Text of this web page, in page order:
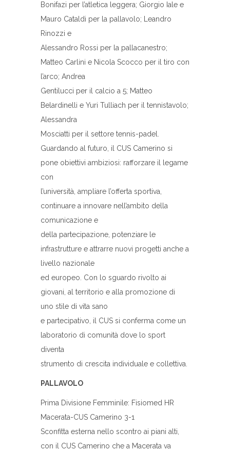
Bonifazi per l’atletica leggera; Giorgio Iale e
Mauro Cataldi per la pallavolo; Leandro
Rinozzi e
Alessandro Rossi per la pallacanestro;
Matteo Carlini e Nicola Scocco per il tiro con
l’arco; Andrea
Gentilucci per il calcio a 5; Matteo
Belardinelli e Yuri Tulliach per il tennistavolo;
Alessandra
Mosciatti per il settore tennis-padel.
Guardando al futuro, il CUS Camerino si
pone obiettivi ambiziosi: rafforzare il legame
con
l’università, ampliare l’offerta sportiva,
continuare a innovare nell’ambito della
comunicazione e
della partecipazione, potenziare le
infrastrutture e attrarre nuovi progetti anche a
livello nazionale
ed europeo. Con lo sguardo rivolto ai
giovani, al territorio e alla promozione di
uno stile di vita sano
e partecipativo, il CUS si conferma come un
laboratorio di comunità dove lo sport
diventa
strumento di crescita individuale e collettiva.
PALLAVOLO
Prima Divisione Femminile: Fisiomed HR
Macerata-CUS Camerino 3-1
Sconfitta esterna nello scontro ai piani alti,
con il CUS Camerino che a Macerata va